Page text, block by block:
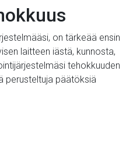
on tärkeää ensin
laitteen iästä, kunnosta,
tehokkuuden
perusteltuja päätöksiä